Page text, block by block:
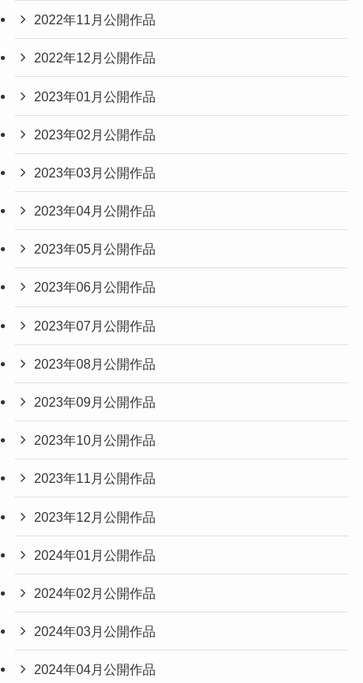
2022年11月公開作品
2022年12月公開作品
2023年01月公開作品
2023年02月公開作品
2023年03月公開作品
2023年04月公開作品
2023年05月公開作品
2023年06月公開作品
2023年07月公開作品
2023年08月公開作品
2023年09月公開作品
2023年10月公開作品
2023年11月公開作品
2023年12月公開作品
2024年01月公開作品
2024年02月公開作品
2024年03月公開作品
2024年04月公開作品